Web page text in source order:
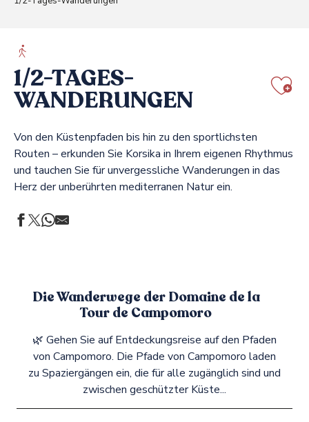
1/2-TAGES-
WANDERUNGEN
Von den Küstenpfaden bis hin zu den sportlichsten
Routen – erkunden Sie Korsika in Ihrem eigenen Rhythmus
und tauchen Sie für unvergessliche Wanderungen in das
Herz der unberührten mediterranen Natur ein.
Die Wanderwege der Domaine de la
Tour de Campomoro
🌿 Gehen Sie auf Entdeckungsreise auf den Pfaden
von Campomoro. Die Pfade von Campomoro laden
zu Spaziergängen ein, die für alle zugänglich sind und
zwischen geschützter Küste...